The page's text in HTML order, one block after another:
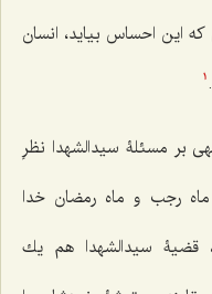
این احساس بیاید، انسان
1
بر مسئلۀ سيدالشهدا نظرِ
رجب و ماه رمضان خدا
قضيۀ سيدالشهدا هم يك